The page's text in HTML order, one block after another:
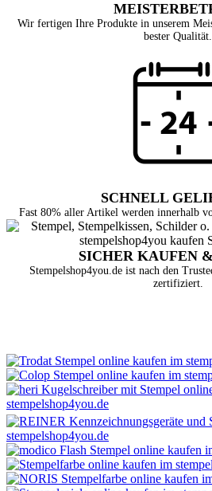
Wir fertigen Ihre Produkte in unserem
bester Qualität.
SCHNELL
Fast 80% aller Artikel werden innerhalb
SICHER KAUFEN
Stempelshop4you.de ist nach den
zertifiziert.